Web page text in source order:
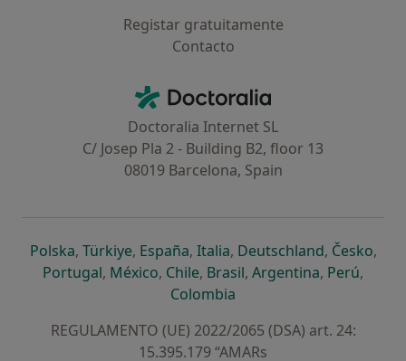
Registar gratuitamente
Contacto
Doctoralia - Homepage
Doctoralia Internet SL
C/ Josep Pla 2 - Building B2, floor 13
08019 Barcelona, Spain
Polskaabre num novo separador
, Türkiyeabre num novo separador
, Españaabre num novo separador
, Italiaabre num novo
, Deutschlandabre num
, Česko,
Portugalabre num novo separador
, Méxicoabre num novo separador
, Chileabre num novo separador
, Brasilabre num novo
, Argentinaabre num
, Perúabre
,
Colombia
REGULAMENTO (UE) 2022/2065 (DSA) art. 24:
15.395.179 “AMARs